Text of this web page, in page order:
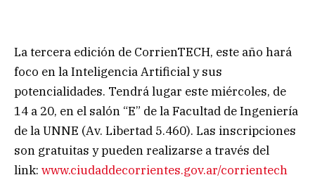
La tercera edición de CorrienTECH, este año hará
foco en la Inteligencia Artificial y sus
potencialidades. Tendrá lugar este miércoles, de
14 a 20, en el salón “E” de la Facultad de Ingeniería
de la UNNE (Av. Libertad 5.460). Las inscripciones
son gratuitas y pueden realizarse a través del
link: www.ciudaddecorrientes.gov.ar/corrientech